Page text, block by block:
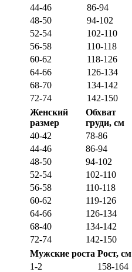
44-46
86-94
48-50
94-102
52-54
102-110
56-58
110-118
60-62
118-126
64-66
126-134
68-70
134-142
72-74
142-150
Женский
размер
Обхват
груди, см
40-42
78-86
44-46
86-94
48-50
94-102
52-54
102-110
56-58
110-118
60-62
119-126
64-66
126-134
68-40
134-142
72-74
142-150
Мужские роста Рост, см
1-2
158-164